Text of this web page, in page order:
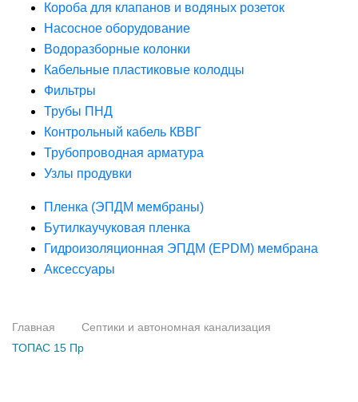
Короба для клапанов и водяных розеток
Насосное оборудование
Водоразборные колонки
Кабельные пластиковые колодцы
Фильтры
Трубы ПНД
Контрольный кабель КВВГ
Трубопроводная арматура
Узлы продувки
Пленка (ЭПДМ мембраны)
Бутилкаучуковая пленка
Гидроизоляционная ЭПДМ (EPDM) мембрана
Аксессуары
Главная
Септики и автономная канализация
ТОПАС 15 Пр